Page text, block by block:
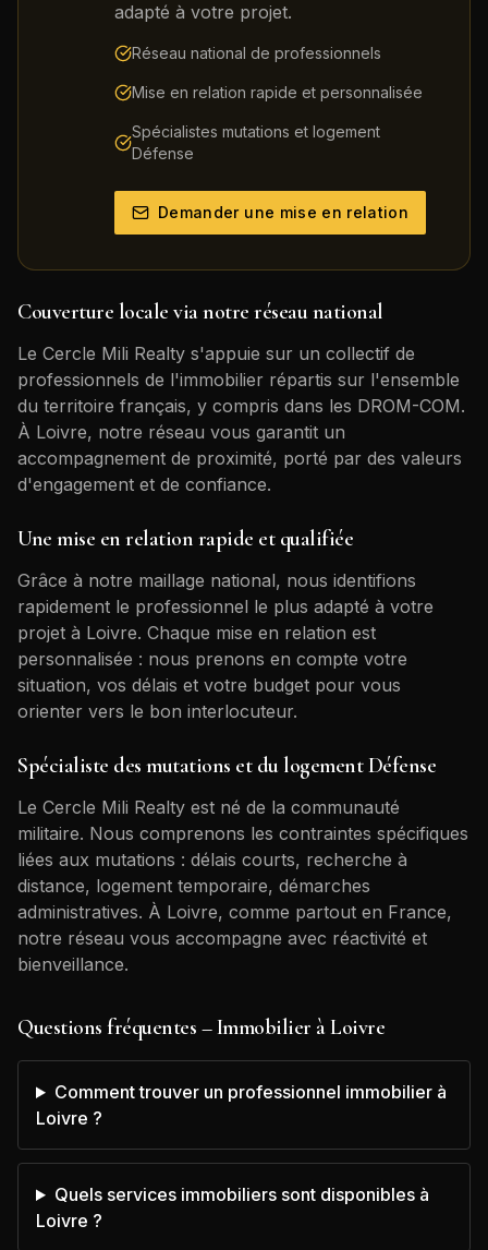
adapté à votre projet.
Réseau national de professionnels
Mise en relation rapide et personnalisée
Spécialistes mutations et logement
Défense
Demander une mise en relation
Couverture locale via notre réseau national
Le Cercle Mili Realty s'appuie sur un collectif de
professionnels de l'immobilier répartis sur l'ensemble
du territoire français, y compris dans les DROM-COM.
À Loivre, notre réseau vous garantit un
accompagnement de proximité, porté par des valeurs
d'engagement et de confiance.
Une mise en relation rapide et qualifiée
Grâce à notre maillage national, nous identifions
rapidement le professionnel le plus adapté à votre
projet à Loivre. Chaque mise en relation est
personnalisée : nous prenons en compte votre
situation, vos délais et votre budget pour vous
orienter vers le bon interlocuteur.
Spécialiste des mutations et du logement Défense
Le Cercle Mili Realty est né de la communauté
militaire. Nous comprenons les contraintes spécifiques
liées aux mutations : délais courts, recherche à
distance, logement temporaire, démarches
administratives. À Loivre, comme partout en France,
notre réseau vous accompagne avec réactivité et
bienveillance.
Questions fréquentes – Immobilier à Loivre
Comment trouver un professionnel immobilier à
Loivre ?
Quels services immobiliers sont disponibles à
Loivre ?